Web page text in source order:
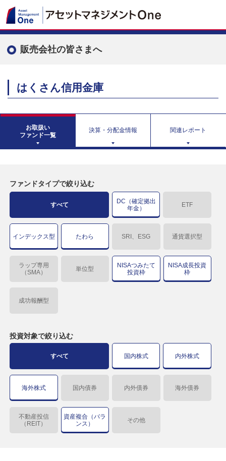
販売会社の皆さまへ
はくさん信用金庫
お取扱い
ファンド一覧
決算・分配金情報 関連レポート
ファンドタイプで絞り込む
すべて
DC（確定拠出
年金）
ETF
インデックス型 たわら SRI、ESG 通貨選択型
ラップ専用
（SMA）
単位型
NISAつみたて
投資枠
NISA成長投資
枠
成功報酬型
投資対象で絞り込む
すべて 国内株式 内外株式
海外株式 国内債券 内外債券 海外債券
不動産投信
（REIT）
資産複合（バラ
ンス）
その他